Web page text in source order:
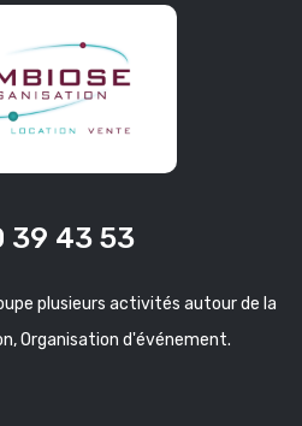
39 43 53
plusieurs activités autour de la
Organisation d'événement.